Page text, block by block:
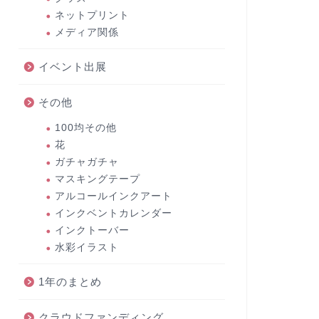
ネットプリント
メディア関係
イベント出展
その他
100均その他
花
ガチャガチャ
マスキングテープ
アルコールインクアート
インクベントカレンダー
インクトーバー
水彩イラスト
1年のまとめ